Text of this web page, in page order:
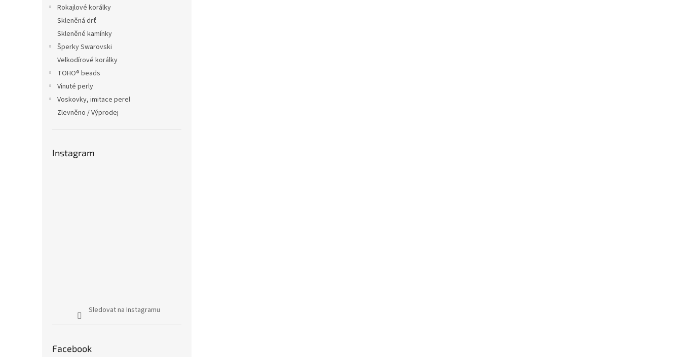
Rokajlové korálky
Skleněná drť
Skleněné kamínky
Šperky Swarovski
Velkodírové korálky
TOHO® beads
Vinuté perly
Voskovky, imitace perel
Zlevněno / Výprodej
Instagram
Sledovat na Instagramu
Facebook